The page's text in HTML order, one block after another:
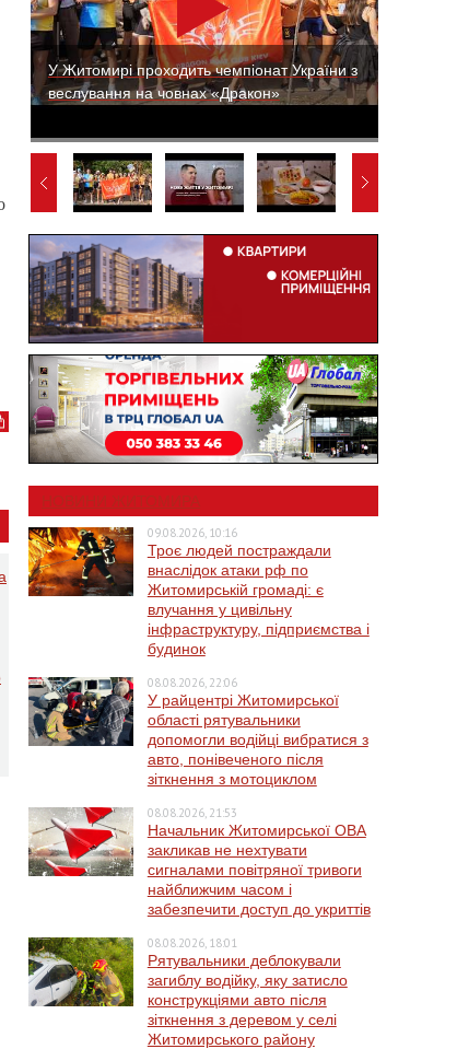
У Житомирі проходить чемпіонат України з
веслування на човнах «Дракон»
НОВИНИ ЖИТОМИРА
09.08.2026, 10:16
Троє людей постраждали
внаслідок атаки рф по
Житомирській громаді: є
влучання у цивільну
інфраструктуру, підприємства і
будинок
08.08.2026, 22:06
У райцентрі Житомирської
області рятувальники
допомогли водійці вибратися з
авто, понівеченого після
зіткнення з мотоциклом
08.08.2026, 21:53
Начальник Житомирської ОВА
закликав не нехтувати
сигналами повітряної тривоги
найближчим часом і
забезпечити доступ до укриттів
08.08.2026, 18:01
Рятувальники деблокували
загиблу водійку, яку затисло
конструкціями авто після
зіткнення з деревом у селі
Житомирського району